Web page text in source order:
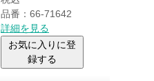
品番：66-71642
詳細を見る
お気に入りに登
録する